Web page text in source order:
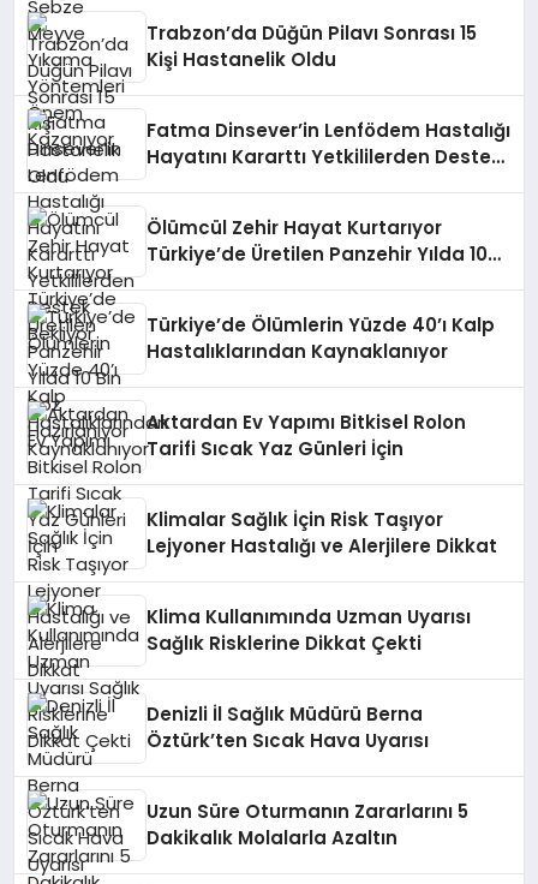
Trabzon’da Düğün Pilavı Sonrası 15
Kişi Hastanelik Oldu
Fatma Dinsever’in Lenfödem Hastalığı
Hayatını Kararttı Yetkililerden Destek
Ölümcül Zehir Hayat Kurtarıyor
Türkiye’de Üretilen Panzehir Yılda 10
Türkiye’de Ölümlerin Yüzde 40’ı Kalp
Hastalıklarından Kaynaklanıyor
Aktardan Ev Yapımı Bitkisel Rolon
Tarifi Sıcak Yaz Günleri İçin
Klimalar Sağlık İçin Risk Taşıyor
Lejyoner Hastalığı ve Alerjilere Dikkat
Klima Kullanımında Uzman Uyarısı
Sağlık Risklerine Dikkat Çekti
Denizli İl Sağlık Müdürü Berna
Öztürk’ten Sıcak Hava Uyarısı
Uzun Süre Oturmanın Zararlarını 5
Dakikalık Molalarla Azaltın